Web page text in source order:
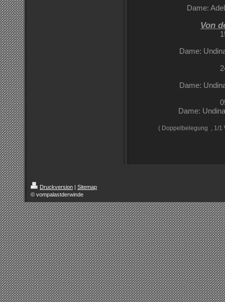
Dame:
Von
Dame:
Dame:
Dame:
( Doppelbelegung , 1/1
Druckversion | Sitemap
© vompalastderwinde